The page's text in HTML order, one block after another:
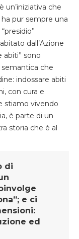
un’iniziativa che
pur sempre una
dall’Azione
abiti” sono
semantica che
indossare abiti
con cura e
stiamo vivendo
è parte di un
storia che è al
di
e ci
ed